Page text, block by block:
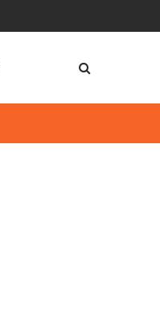
RECHERCHE